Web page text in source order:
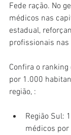
Fede ração. No
médicos nas
estadual,
profissionais
Confira o
por 1.000
região, :
Região Sul:
médicos